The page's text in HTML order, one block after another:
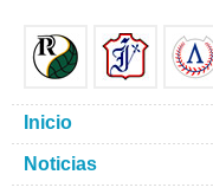
Inicio
Noticias